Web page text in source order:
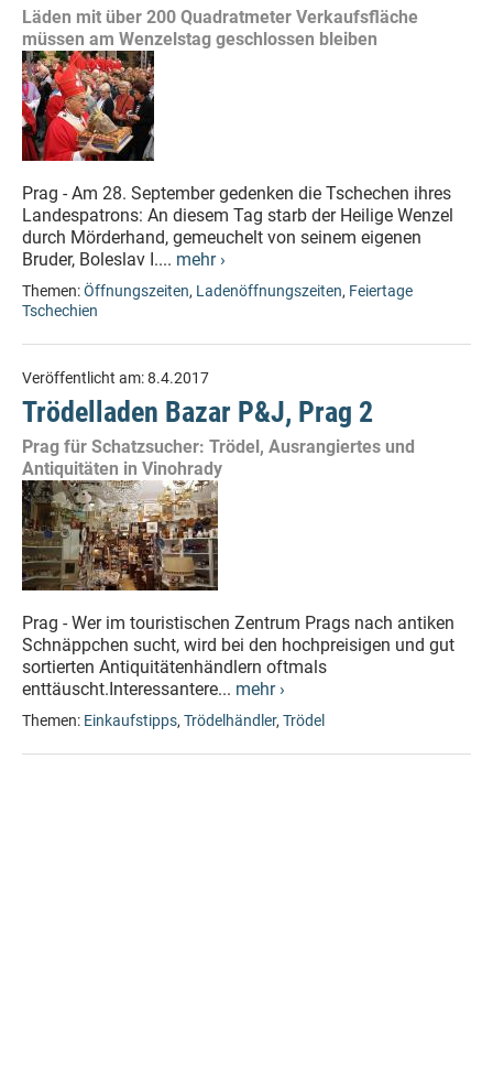
Läden mit über 200 Quadratmeter Verkaufsfläche
müssen am Wenzelstag geschlossen bleiben
Prag - Am 28. September gedenken die Tschechen ihres
Landespatrons: An diesem Tag starb der Heilige Wenzel
durch Mörderhand, gemeuchelt von seinem eigenen
Bruder, Boleslav I.... mehr ›
Themen:Öffnungszeiten, Ladenöffnungszeiten, Feiertage
Tschechien
Veröffentlicht am:8.4.2017
Trödelladen Bazar P&J, Prag 2
Prag für Schatzsucher: Trödel, Ausrangiertes und
Antiquitäten in Vinohrady
Prag - Wer im touristischen Zentrum Prags nach antiken
Schnäppchen sucht, wird bei den hochpreisigen und gut
sortierten Antiquitätenhändlern oftmals
enttäuscht.Interessantere... mehr ›
Themen: Einkaufstipps, Trödelhändler, Trödel